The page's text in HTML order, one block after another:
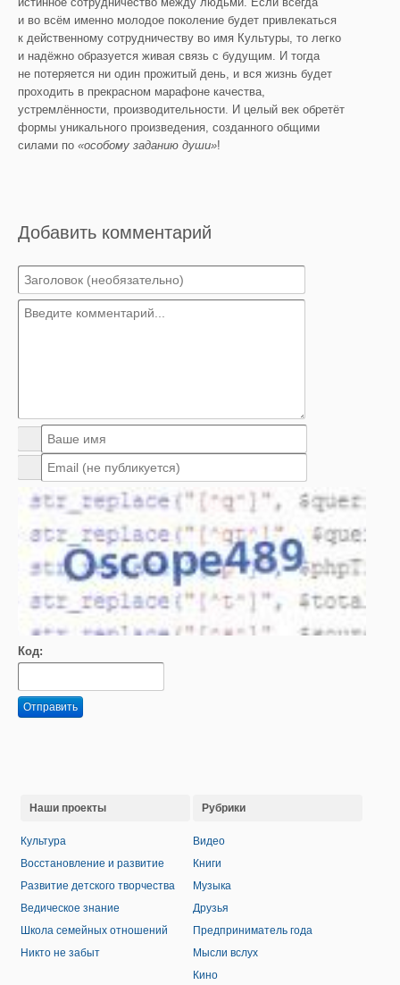
и во всём именно молодое поколение будет привлекаться
к действенному сотрудничеству во имя Культуры, то легко
и надёжно образуется живая связь с будущим. И тогда
не потеряется ни один прожитый день, и вся жизнь будет
проходить в прекрасном марафоне качества,
устремлённости, производительности. И целый век обретёт
формы уникального произведения, созданного общими
силами по «особому заданию души»!
Добавить комментарий
Код:
Отправить
Наши проекты
Культура
Восстановление и развитие
Развитие детского творчества
Ведическое знание
Школа семейных отношений
Никто не забыт
Рубрики
Видео
Книги
Музыка
Друзья
Предприниматель года
Мысли вслух
Кино